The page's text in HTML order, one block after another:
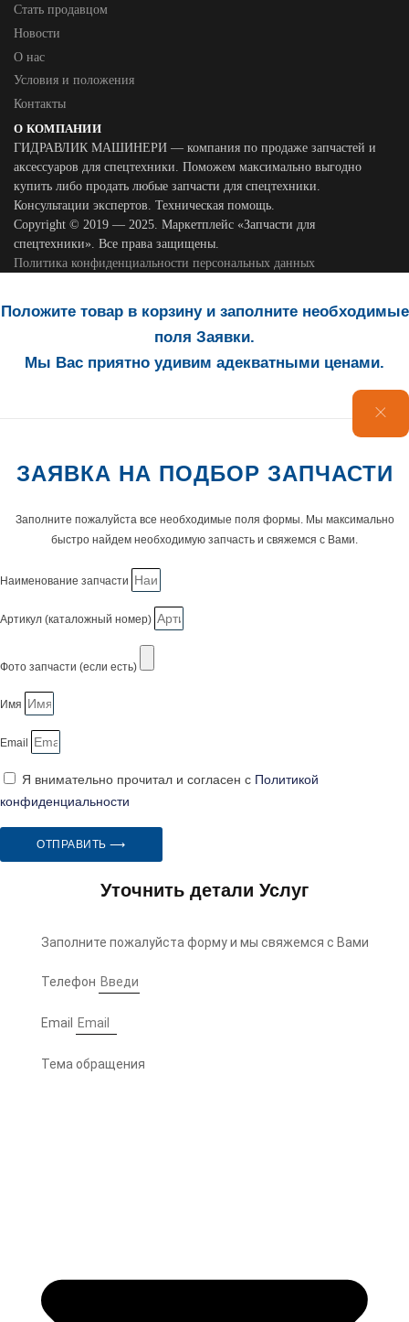
Стать продавцом
Новости
О нас
Условия и положения
Контакты
О КОМПАНИИ
ГИДРАВЛИК МАШИНЕРИ — компания по продаже запчастей и
аксессуаров для спецтехники. Поможем максимально выгодно
купить либо продать любые запчасти для спецтехники.
Консультации экспертов. Техническая помощь.
Copyright © 2019 — 2025. Маркетплейс «Запчасти для
спецтехники». Все права защищены.
Политика конфиденциальности персональных данных
Положите товар в корзину и заполните необходимые
поля Заявки.
Мы Вас приятно удивим адекватными ценами.
ЗАЯВКА НА ПОДБОР ЗАПЧАСТИ
Заполните пожалуйста все необходимые поля формы. Мы максимально
быстро найдем необходимую запчасть и свяжемся с Вами.
Наименование запчасти
Артикул (каталожный номер)
Фото запчасти (если есть)
Имя
Email
Я внимательно прочитал и согласен с Политикой
конфиденциальности
ОТПРАВИТЬ ⟶
Уточнить детали Услуг
Заполните пожалуйста форму и мы свяжемся с Вами
Телефон
Email
Тема обращения